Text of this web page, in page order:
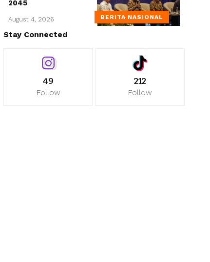
BERITA NASIONAL
2045
August 4, 2026
Stay Connected
49
Follow
212
Follow